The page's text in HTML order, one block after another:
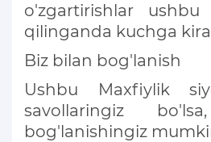
o'zgartirishlar
qilinganda kuchga
Biz bilan bog'lanish
Ushbu Maxfiylik
savollaringiz
bog'lanishingiz